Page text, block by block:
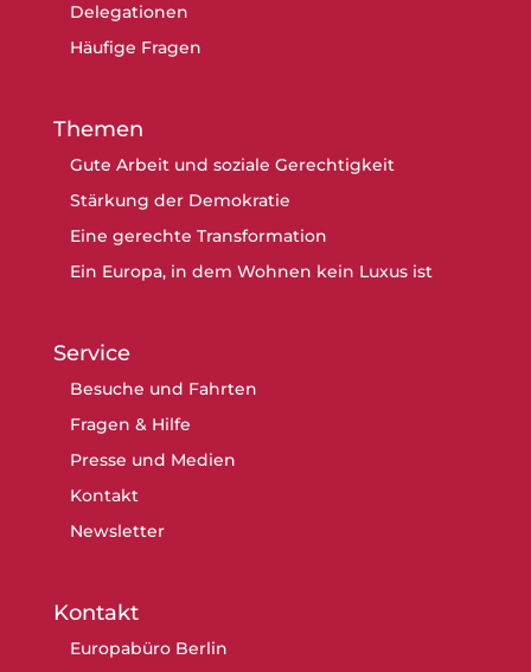
Delegationen
Häufige Fragen
Themen
Gute Arbeit und soziale Gerechtigkeit
Stärkung der Demokratie
Eine gerechte Transformation
Ein Europa, in dem Wohnen kein Luxus ist
Service
Besuche und Fahrten
Fragen & Hilfe
Presse und Medien
Kontakt
Newsletter
Kontakt
Europabüro Berlin